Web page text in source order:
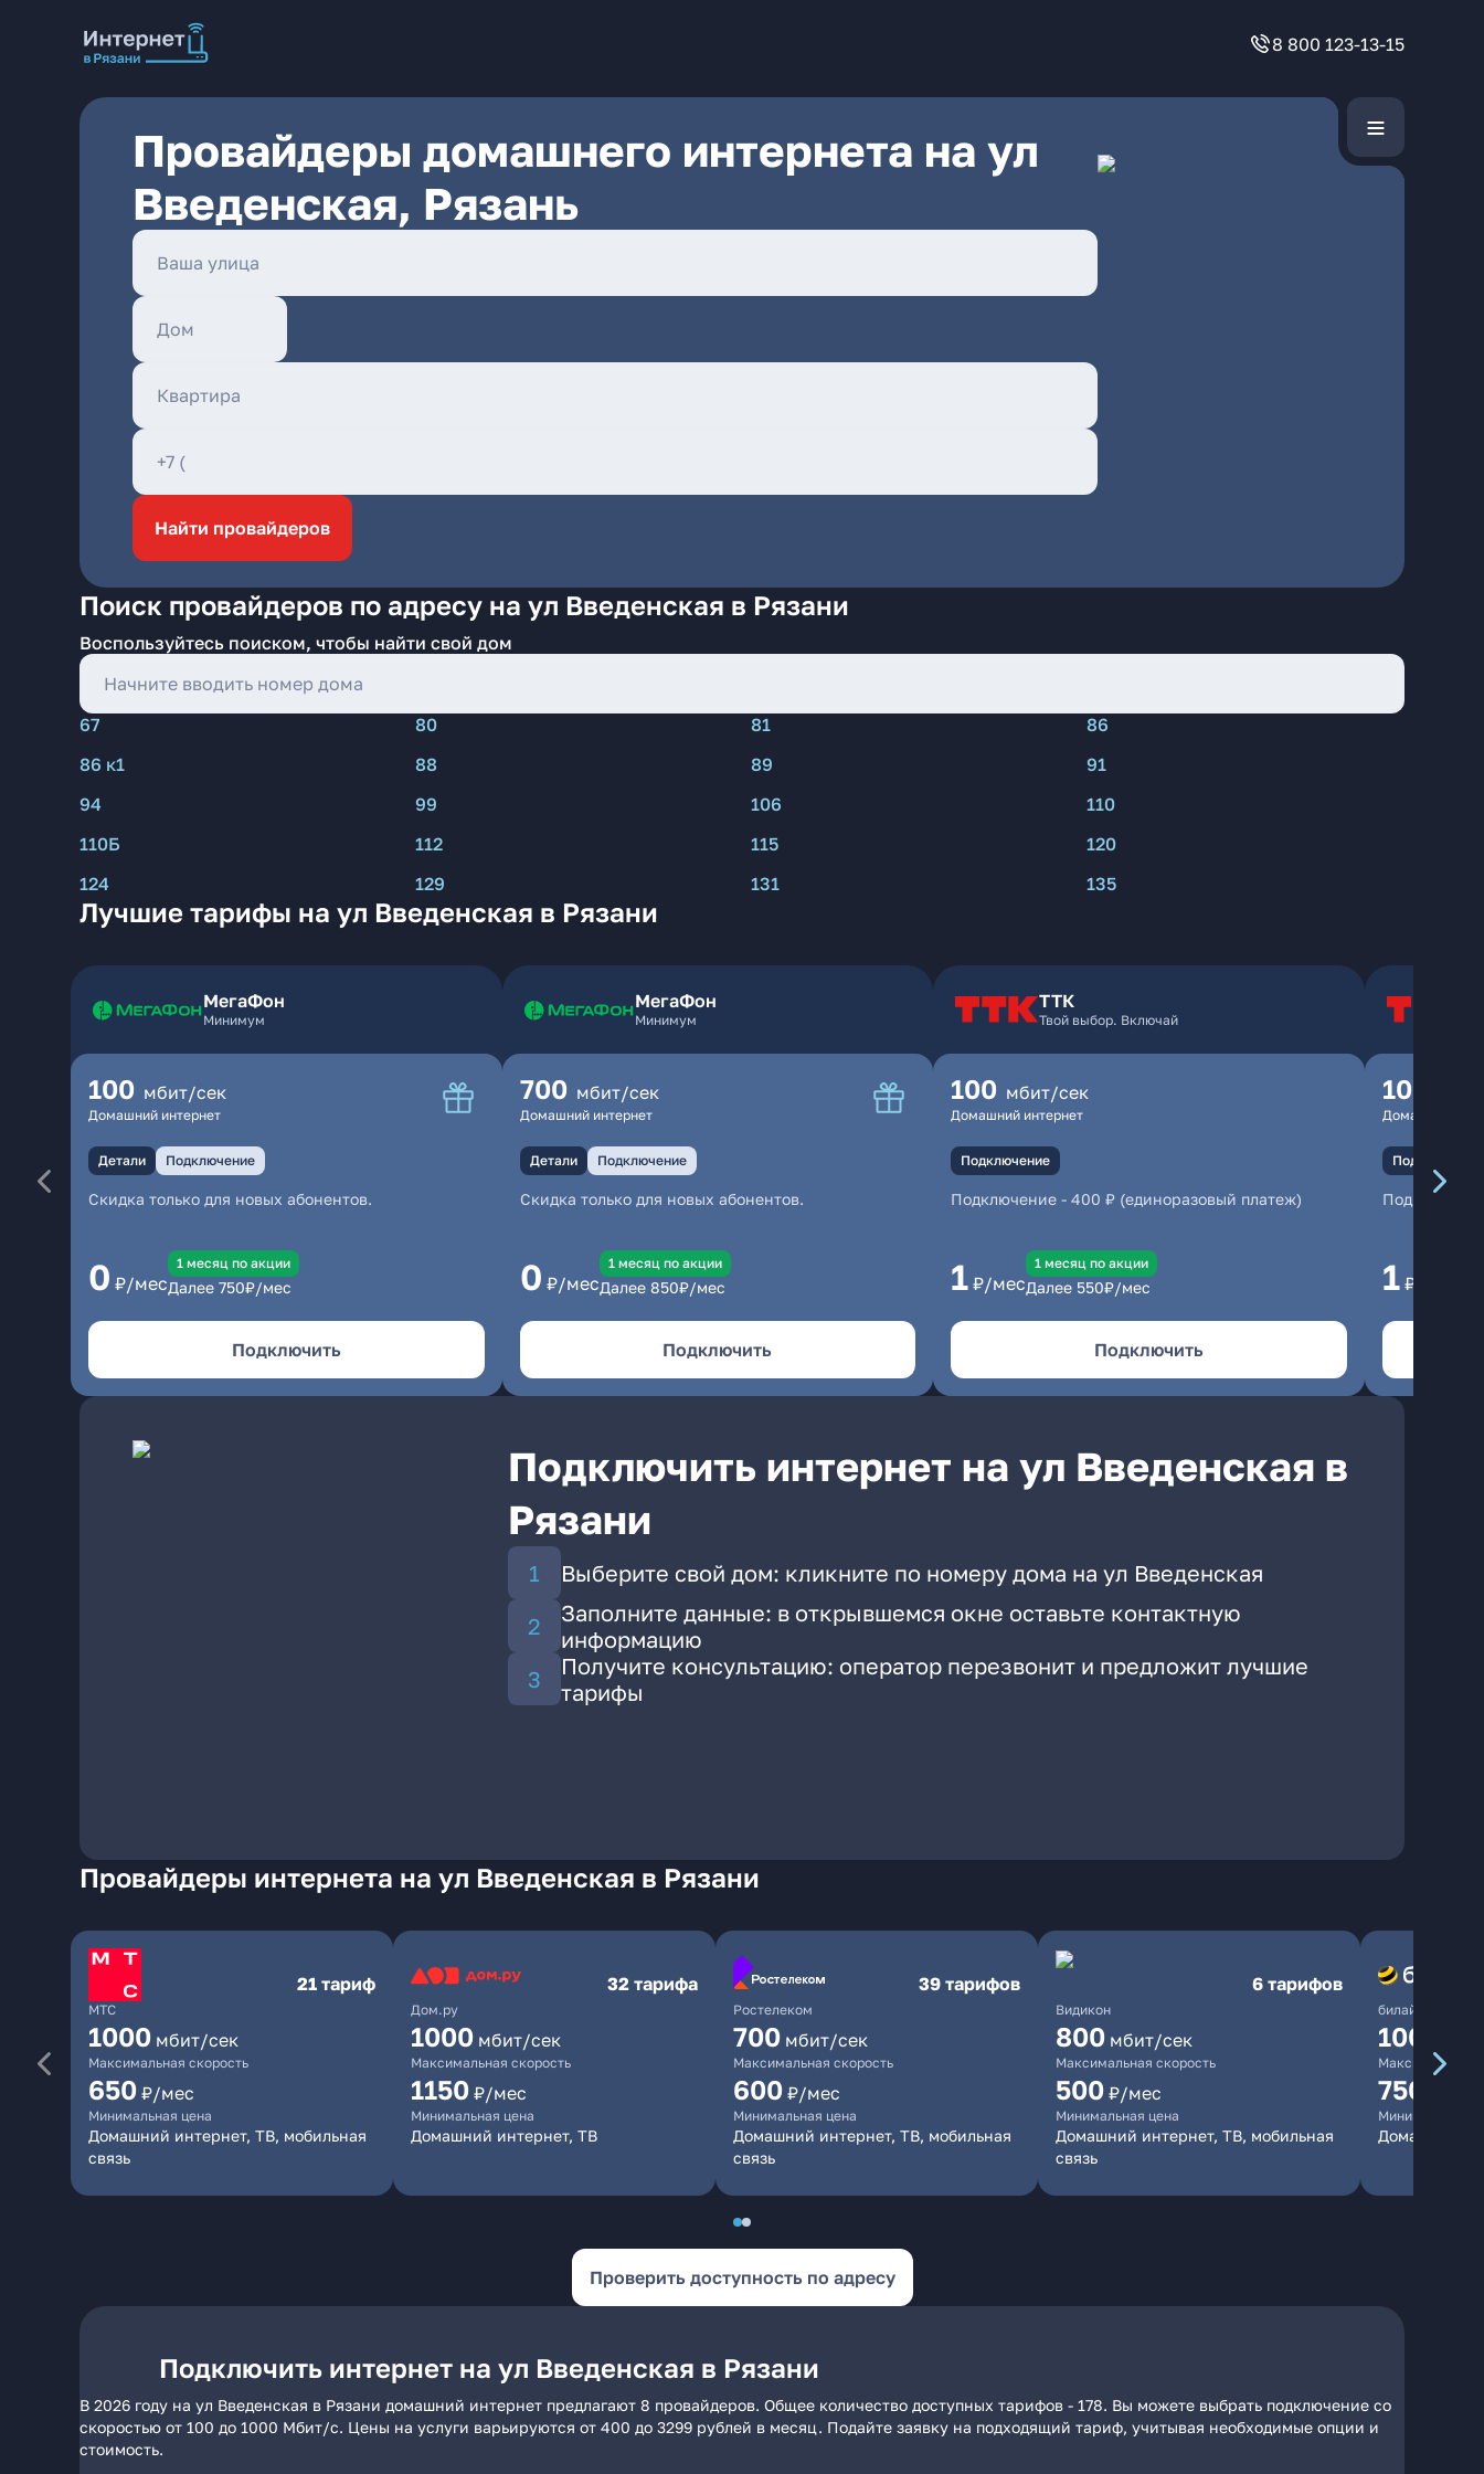
8 800 123-13-15
Провайдеры домашнего интернета на ул
Введенская, Рязань
Найти провайдеров
Поиск провайдеров по адресу на ул Введенская в Рязани
Воспользуйтесь поиском, чтобы найти свой дом
67 80 81
86
86 к1
88 89
91
94
99 106
110
110Б
112 115
120
124
129 131 135
Лучшие тарифы на ул Введенская в Рязани
МегаФон
Минимум
100 мбит/сек
Домашний интернет
Детали Подключение
Скидка только для новых абонентов.
0 ₽/мес
1 месяц по акции
Далее 750₽/мес
Подключить
МегаФон
Минимум
700 мбит/сек
Домашний интернет
Детали Подключение
Скидка только для новых абонентов.
0 ₽/мес
1 месяц по акции
Далее 850₽/мес
Подключить
ТТК
Твой выбор. Включай
100 мбит/сек
Домашний интернет
Подключение
Подключение - 400 ₽ (единоразовый платеж)
1 ₽/мес
1 месяц по акции
Далее 550₽/мес
Подключить
100
Домашний
Подключение
1 ₽/мес
Подключить интернет на ул Введенская в
Рязани
Выберите свой дом: кликните по номеру дома на ул Введенская
Заполните данные: в открывшемся окне оставьте контактную
информацию
Получите консультацию: оператор перезвонит и предложит лучшие
тарифы
Провайдеры интернета на ул Введенская в Рязани
МТС
21 тариф
1000 мбит/сек
Максимальная скорость
650 ₽/мес
Минимальная цена
Домашний интернет, ТВ, мобильная
связь
Дом.ру
32 тарифа
1000 мбит/сек
Максимальная скорость
1150 ₽/мес
Минимальная цена
Домашний интернет, ТВ
Ростелеком
39 тарифов
700 мбит/сек
Максимальная скорость
600 ₽/мес
Минимальная цена
Домашний интернет, ТВ, мобильная
связь
Видикон
6 тарифов
800 мбит/сек
Максимальная скорость
500 ₽/мес
Минимальная цена
Домашний интернет, ТВ, мобильная
связь
билайн
1000
Максимальная
750
Минимальная
Домашний
Проверить доступность по адресу
Подключить интернет на ул Введенская в Рязани
В 2026 году на ул Введенская в Рязани домашний интернет предлагают 8 провайдеров. Общее количество доступных тарифов - 178. Вы можете выбрать подключение со
скоростью от 100 до 1000 Мбит/с. Цены на услуги варьируются от 400 до 3299 рублей в месяц. Подайте заявку на подходящий тариф, учитывая необходимые опции и
стоимость.